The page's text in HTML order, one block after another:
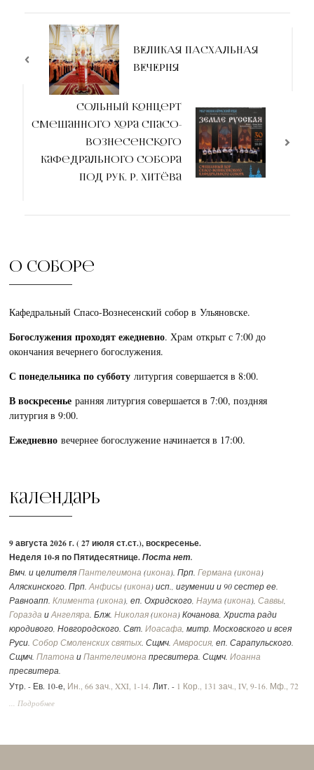
ВЕЛИКАЯ ПАСХАЛЬНАЯ
ВЕЧЕРНЯ
Сольный концерт
Смешанного хора Спасо-
Вознесенского
кафедрального собора
под рук. Р. Хитёва
О соборе
Кафедральный Спасо-Вознесенский собор в Ульяновске.
Богослужения проходят ежедневно. Храм открыт с 7:00 до
окончания вечернего богослужения.
С понедельника по субботулитургия совершается в 8:00.
В воскресеньеранняя литургия совершается в 7:00, поздняя
литургия в 9:00.
Ежедневновечернее богослужение начинается в 17:00.
Календарь
9 августа 2026 г. ( 27 июля ст.ст.), воскресенье.
Неделя 10-я по Пятидесятнице.Поста нет.
Вмч. и целителяПантелеимона (икона). Прп.Германа (икона)
Аляскинского. Прп.Анфисы (икона) исп., игумении и 90 сестер ее.
Равноапп.Климента (икона), еп. Охридского,Наума (икона),Саввы,
Горазда иАнгеляра. Блж.Николая (икона) Кочанова, Христа ради
юродивого, Новгородского. Свт.Иоасафа, митр. Московского и всея
Руси.Собор Смоленских святых. Сщмч.Амвросия, еп. Сарапульского.
Сщмч.Платона иПантелеимона пресвитера. Сщмч.Иоанна
пресвитера.
Утр. - Ев. 10-е, Ин., 66 зач., XXI, 1-14. Лит. - 1 Кор., 131 зач., IV, 9-16. Мф., 72
зач., XVII, 14-23.
... Подробнее